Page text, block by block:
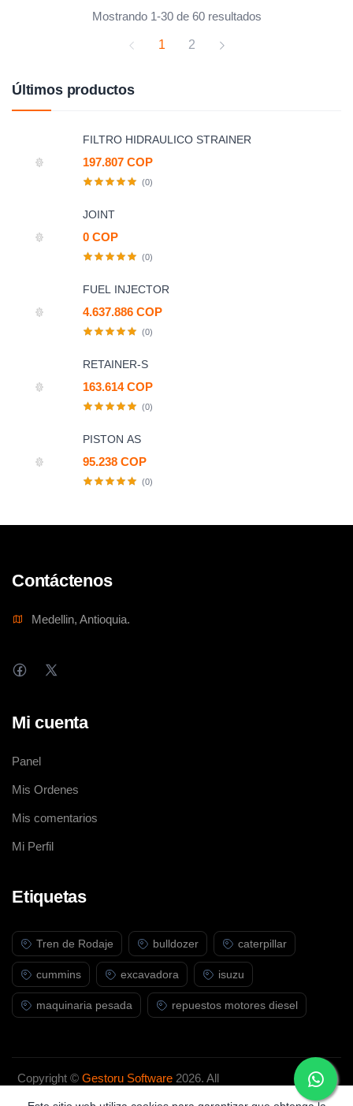
Últimos productos
FILTRO HIDRAULICO STRAINER
197.807 COP
(0)
JOINT
0 COP
(0)
FUEL INJECTOR
4.637.886 COP
(0)
RETAINER-S
163.614 COP
(0)
PISTON AS
95.238 COP
(0)
Mostrando 1-30 de 60 resultados
1 2
Contáctenos
Medellin, Antioquia.
Mi cuenta
Panel
Mis Ordenes
Mis comentarios
Mi Perfil
Etiquetas
Tren de Rodaje bulldozer caterpillar
cummins excavadora isuzu
maquinaria pesada repuestos motores diesel
Copyright ©Gestoru Software 2026. All